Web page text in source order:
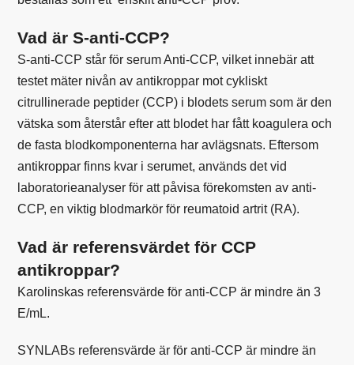
Vad är S-anti-CCP?
S-anti-CCP står för serum Anti-CCP, vilket innebär att
testet mäter nivån av antikroppar mot cykliskt
citrullinerade peptider (CCP) i blodets serum som är den
vätska som återstår efter att blodet har fått koagulera och
de fasta blodkomponenterna har avlägsnats. Eftersom
antikroppar finns kvar i serumet, används det vid
laboratorieanalyser för att påvisa förekomsten av anti-
CCP, en viktig blodmarkör för reumatoid artrit (RA).
Vad är referensvärdet för CCP
antikroppar?
Karolinskas referensvärde för anti-CCP är mindre än 3
E/mL.
SYNLABs referensvärde är för anti-CCP är mindre än